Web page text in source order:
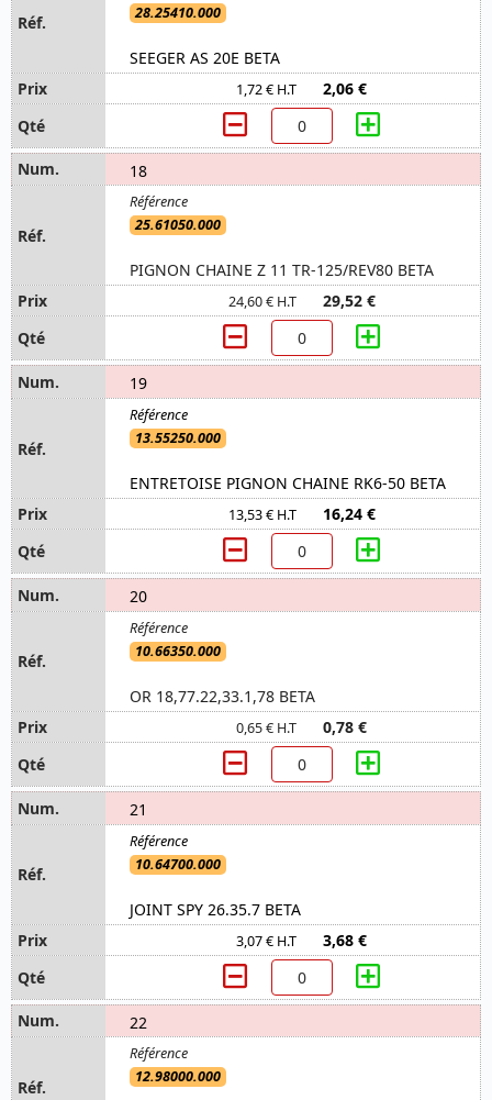
28.25410.000
SEEGER AS 20E BETA
1,72 € H.T 2,06 €
18
25.61050.000
PIGNON CHAINE Z 11 TR-125/REV80 BETA
24,60 € H.T 29,52 €
19
13.55250.000
ENTRETOISE PIGNON CHAINE RK6-50 BETA
13,53 € H.T 16,24 €
20
10.66350.000
OR 18,77.22,33.1,78 BETA
0,65 € H.T 0,78 €
21
10.64700.000
JOINT SPY 26.35.7 BETA
3,07 € H.T 3,68 €
22
12.98000.000